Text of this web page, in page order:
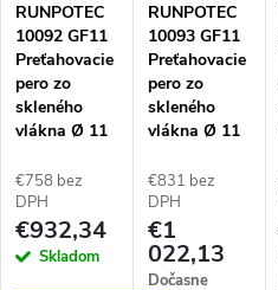
i
s
p
r
RUNPOTEC
10092 GF11
Preťahovacie
pero zo
skleného
vlákna Ø 11
100 m,
vrátane
pojazdného
navíjacieho
€758 bez
DPH
€932,34
Skladom
RUNPOTEC
10093 GF11
Preťahovacie
pero zo
skleného
vlákna Ø 11
120 m,
vrátane
pojazdného
navíjacieho
stojana
€831 bez
DPH
€1
022,13
Dočasne